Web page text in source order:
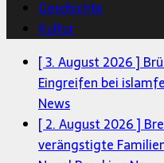
Geschichte
Kultur
[ 3. August 2026 ]
Eingreifen bei
News
[ 2. August 2026 ]
verängstigte